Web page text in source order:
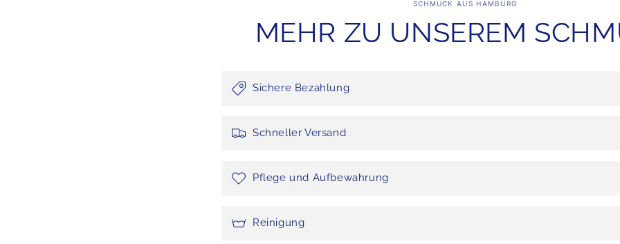
SCHMUCK AUS HAMBURG
MEHR ZU UNSEREM
Sichere Bezahlung
Schneller Versand
Pflege und Aufbewahrung
Reinigung